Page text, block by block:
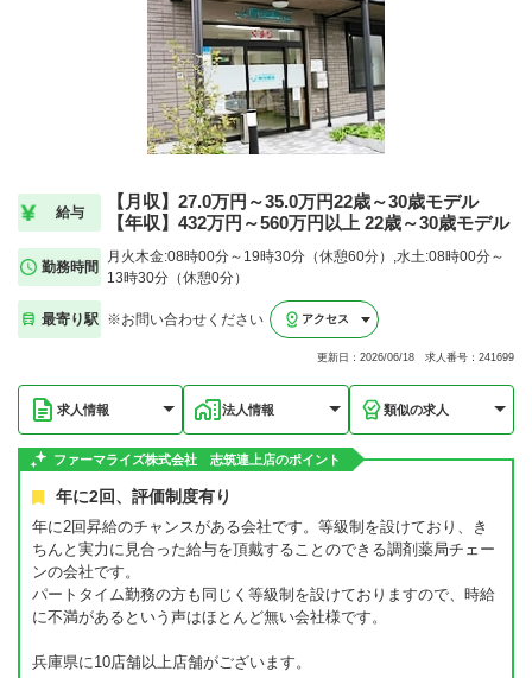
給与
【月収】27.0万円～35.0万円22歳～30歳モデル
【年収】432万円～560万円以上 22歳～30歳モデル
勤務時間
月火木金:08時00分～19時30分（休憩60分）,水土:08時00分～
13時30分（休憩0分）
最寄り駅 ※お問い合わせください アクセス
更新日：2026/06/18 求人番号：241699
求人情報 法人情報 類似の求人
ファーマライズ株式会社 志筑連上店のポイント
年に2回、評価制度有り
年に2回昇給のチャンスがある会社です。等級制を設けており、き
ちんと実力に見合った給与を頂戴することのできる調剤薬局チェー
ンの会社です。
パートタイム勤務の方も同じく等級制を設けておりますので、時給
に不満があるという声はほとんど無い会社様です。
兵庫県に10店舗以上店舗がございます。